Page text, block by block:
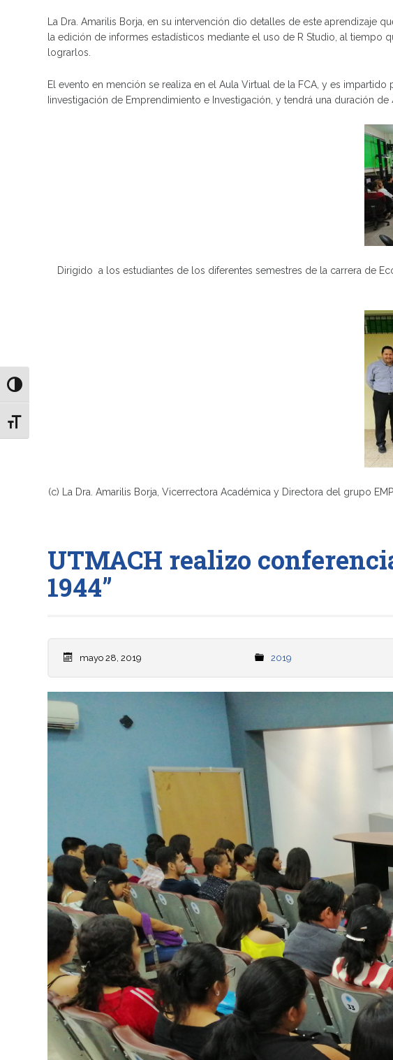
Alternar alto contraste
Alternar tamaño de letra
La Dra. Amarilis Borja, en su intervención dio detalles de este
la edición de informes estadísticos mediante el uso de R Studio, al
lograrlos.
El evento en mención se realiza en el Aula Virtual de la FCA, y es
Iinvestigación de Emprendimiento e Investigación, y tendrá una duración
Dirigido a los estudiantes de los diferentes semestres de la carrera de
(c) La Dra. Amarilis Borja, Vicerrectora Académica y Directora del grupo
UTMACH realizo
1944”
mayo 28, 2019 2019